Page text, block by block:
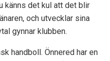
känns det kul att det blir
och utvecklar sina
gynnar klubben.
handboll. Önnered har en